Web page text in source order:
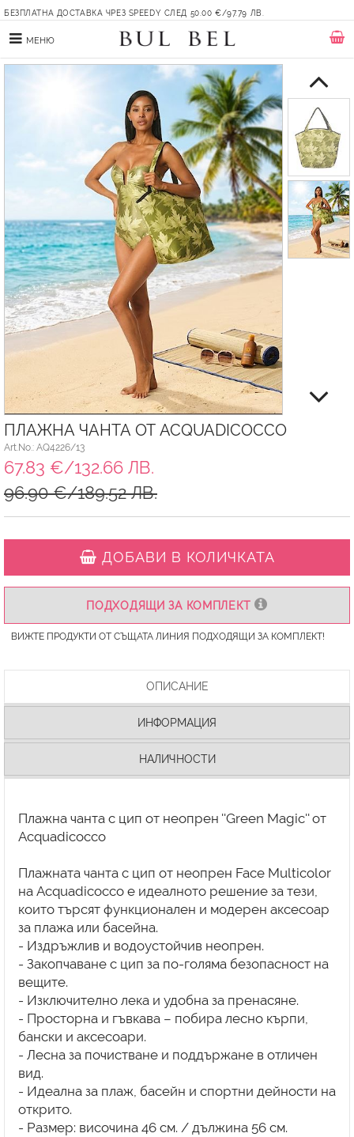
БЕЗПЛАТНА ДОСТАВКА ЧРЕЗ SPEEDY СЛЕД 50.00 €/97.79 ЛВ.
МЕНЮ
ПЛАЖНА ЧАНТА ОТ ACQUADICOCCO
Art.No.: AQ4226/13
67.83 €/132.66 ЛВ.
96.90 €/189.52 ЛВ.
ДОБАВИ В КОЛИЧКАТА
ПОДХОДЯЩИ ЗА КОМПЛЕКТ
ВИЖТЕ ПРОДУКТИ ОТ СЪЩАТА ЛИНИЯ ПОДХОДЯЩИ ЗА КОМПЛЕКТ!
ОПИСАНИЕ
ИНФОРМАЦИЯ
НАЛИЧНОСТИ
Плажна чанта с цип от неопрен ''Green Magic'' от
Acquadicocco
Плажната чанта с цип от неопрен Face Multicolor
на Acquadicocco е идеалното решение за тези,
които търсят функционален и модерен аксесоар
за плажа или басейна.
- Издръжлив и водоустойчив неопрен.
- Закопчаване с цип за по-голяма безопасност на
вещите.
- Изключително лека и удобна за пренасяне.
- Просторна и гъвкава – побира лесно кърпи,
бански и аксесоари.
- Лесна за почистване и поддържане в отличен
вид.
- Идеална за плаж, басейн и спортни дейности на
открито.
- Размер: височина 46 см. / дължина 56 см.